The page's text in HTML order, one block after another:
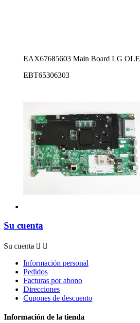
EAX67685603 Main Board LG
EBT65306303
Su cuenta
Su cuenta  
Información personal
Pedidos
Facturas por abono
Direcciones
Cupones de descuento
Información de la tienda